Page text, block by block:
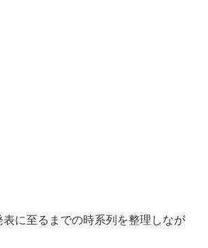
に至るまでの時系列を整理しなが